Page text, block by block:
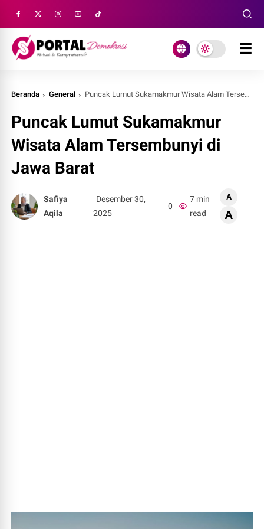
Beranda General Puncak Lumut Sukamakmur Wisata Alam Tersembunyi di Jawa Barat
Puncak Lumut Sukamakmur
Wisata Alam Tersembunyi di
Jawa Barat
Safiya
Aqila
Desember 30,
2025
0
7 min
read
A
A